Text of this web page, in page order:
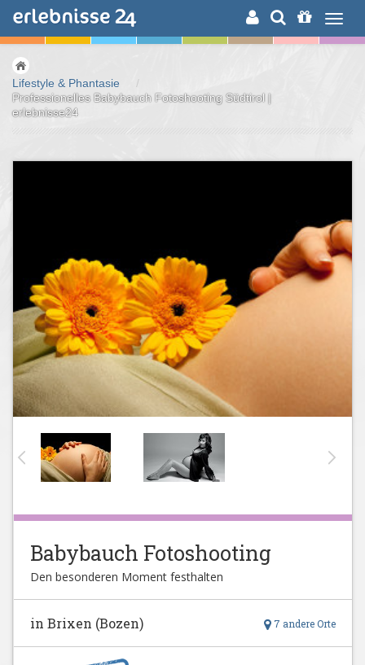
ERLEBNISSUCHE
Lifestyle & Phantasie
/
Professionelles Babybauch Fotoshooting Südtirol |
erlebnisse24
Babybauch Fotoshooting
Den besonderen Moment festhalten
7 andere Orte
in Brixen (Bozen)